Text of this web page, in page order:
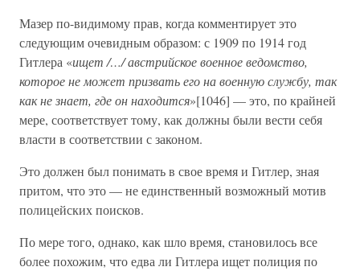
Мазер по-видимому прав, когда комментирует это
следующим очевидным образом: с 1909 по 1914 год
Гитлера «ищет /…/ австрийское военное ведомство,
которое не может призвать его на военную службу, так
как не знает, где он находится»[1046] — это, по крайней
мере, соответствует тому, как должны были вести себя
власти в соответствии с законом.
Это должен был понимать в свое время и Гитлер, зная
притом, что это — не единственный возможный мотив
полицейских поисков.
По мере того, однако, как шло время, становилось все
более похожим, что едва ли Гитлера ищет полиция по